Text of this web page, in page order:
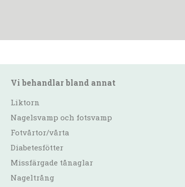
Vi behandlar bland annat
Liktorn
Nagelsvamp och fotsvamp
Fotvårtor/vårta
Diabetesfötter
Missfärgade tånaglar
Nageltrång